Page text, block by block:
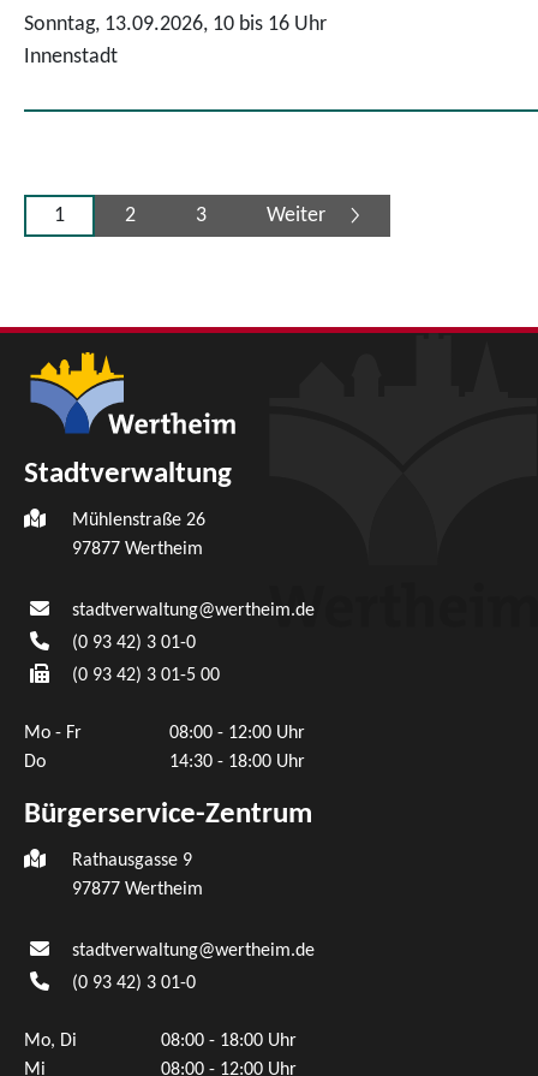
Sonntag, 13.09.2026, 10 bis 16 Uhr
Innenstadt
1 2 3 Weiter
Stadtverwaltung
Mühlenstraße 26
97877 Wertheim
stadtverwaltung@wertheim.de
(0 93 42) 3 01-0
(0 93 42) 3 01-5 00
Mo - Fr
08:00 - 12:00 Uhr
Do
14:30 - 18:00 Uhr
Bürgerservice-Zentrum
Rathausgasse 9
97877 Wertheim
stadtverwaltung@wertheim.de
(0 93 42) 3 01-0
Mo, Di
08:00 - 18:00 Uhr
Mi
08:00 - 12:00 Uhr